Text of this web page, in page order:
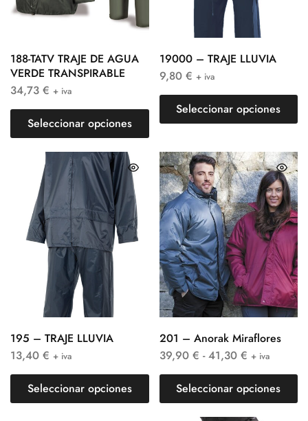
188-TATV TRAJE DE AGUA
VERDE TRANSPIRABLE
34,73 € + iva
Seleccionar opciones
19000 – TRAJE LLUVIA
9,80 € + iva
Seleccionar opciones
195 – TRAJE LLUVIA
13,40 € + iva
Seleccionar opciones
201 – Anorak Miraflores
39,90 € - 41,30 € + iva
Seleccionar opciones